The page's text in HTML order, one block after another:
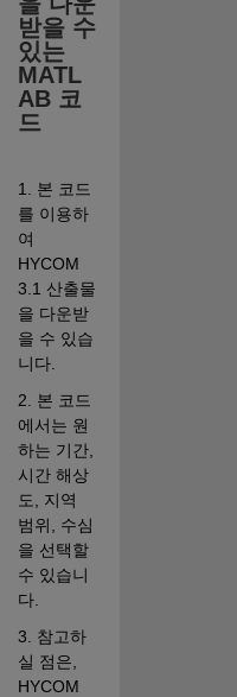
받을 수
있는
MATL
AB 코
드
1. 본 코드
를 이용하
여
HYCOM
3.1 산출물
을 다운받
을 수 있습
니다.
2. 본 코드
에서는 원
하는 기간,
시간 해상
도, 지역
범위, 수심
을 선택할
수 있습니
다.
3. 참고하
실 점은,
HYCOM